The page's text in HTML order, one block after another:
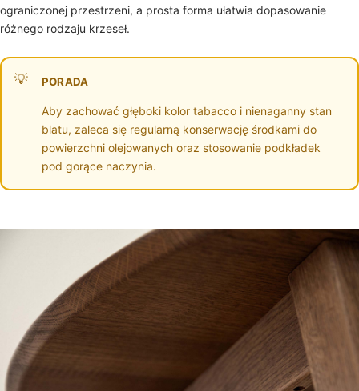
ograniczonej przestrzeni, a prosta forma ułatwia dopasowanie
różnego rodzaju krzeseł.
PORADA
Aby zachować głęboki kolor tabacco i nienaganny stan
blatu, zaleca się regularną konserwację środkami do
powierzchni olejowanych oraz stosowanie podkładek
pod gorące naczynia.